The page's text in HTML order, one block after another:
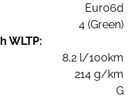
Euro6d
4 (Green)
WLTP:
8,2 l/100km
214 g/km
G